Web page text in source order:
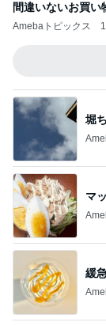
間違いないお買
Amebaトピックス
堀
マ
緩